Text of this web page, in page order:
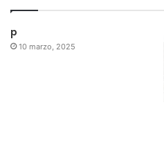
p
10 marzo, 2025